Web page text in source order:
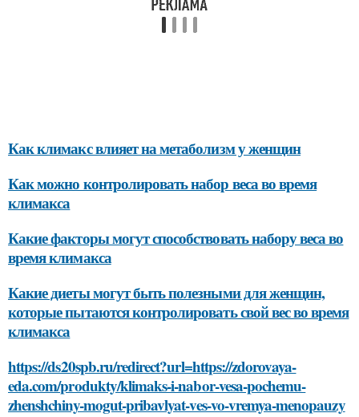
Как климакс влияет на метаболизм у женщин
Как можно контролировать набор веса во время
климакса
Какие факторы могут способствовать набору веса во
время климакса
Какие диеты могут быть полезными для женщин,
которые пытаются контролировать свой вес во время
климакса
https://ds20spb.ru/redirect?url=https://zdorovaya-
eda.com/produkty/klimaks-i-nabor-vesa-pochemu-
zhenshchiny-mogut-pribavlyat-ves-vo-vremya-menopauzy